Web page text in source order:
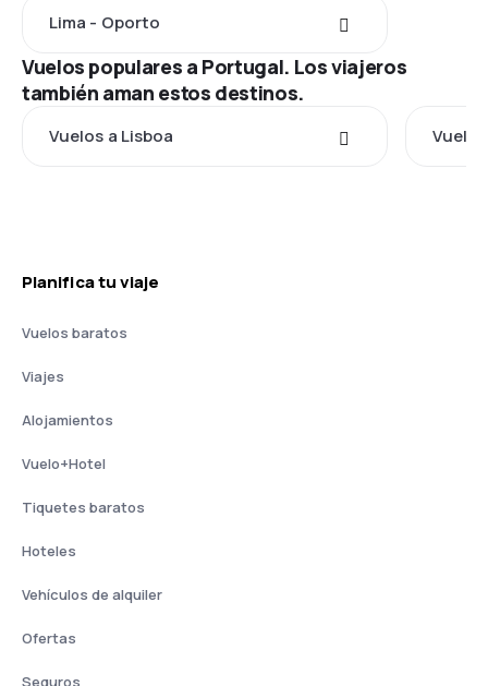
Lima - Oporto
Vuelos populares a Portugal. Los viajeros
también aman estos destinos.
Vuelos a Lisboa
Planifica tu viaje
Vuelos baratos
Viajes
Alojamientos
Vuelo+Hotel
Tiquetes baratos
Hoteles
Vehículos de alquiler
Ofertas
Seguros